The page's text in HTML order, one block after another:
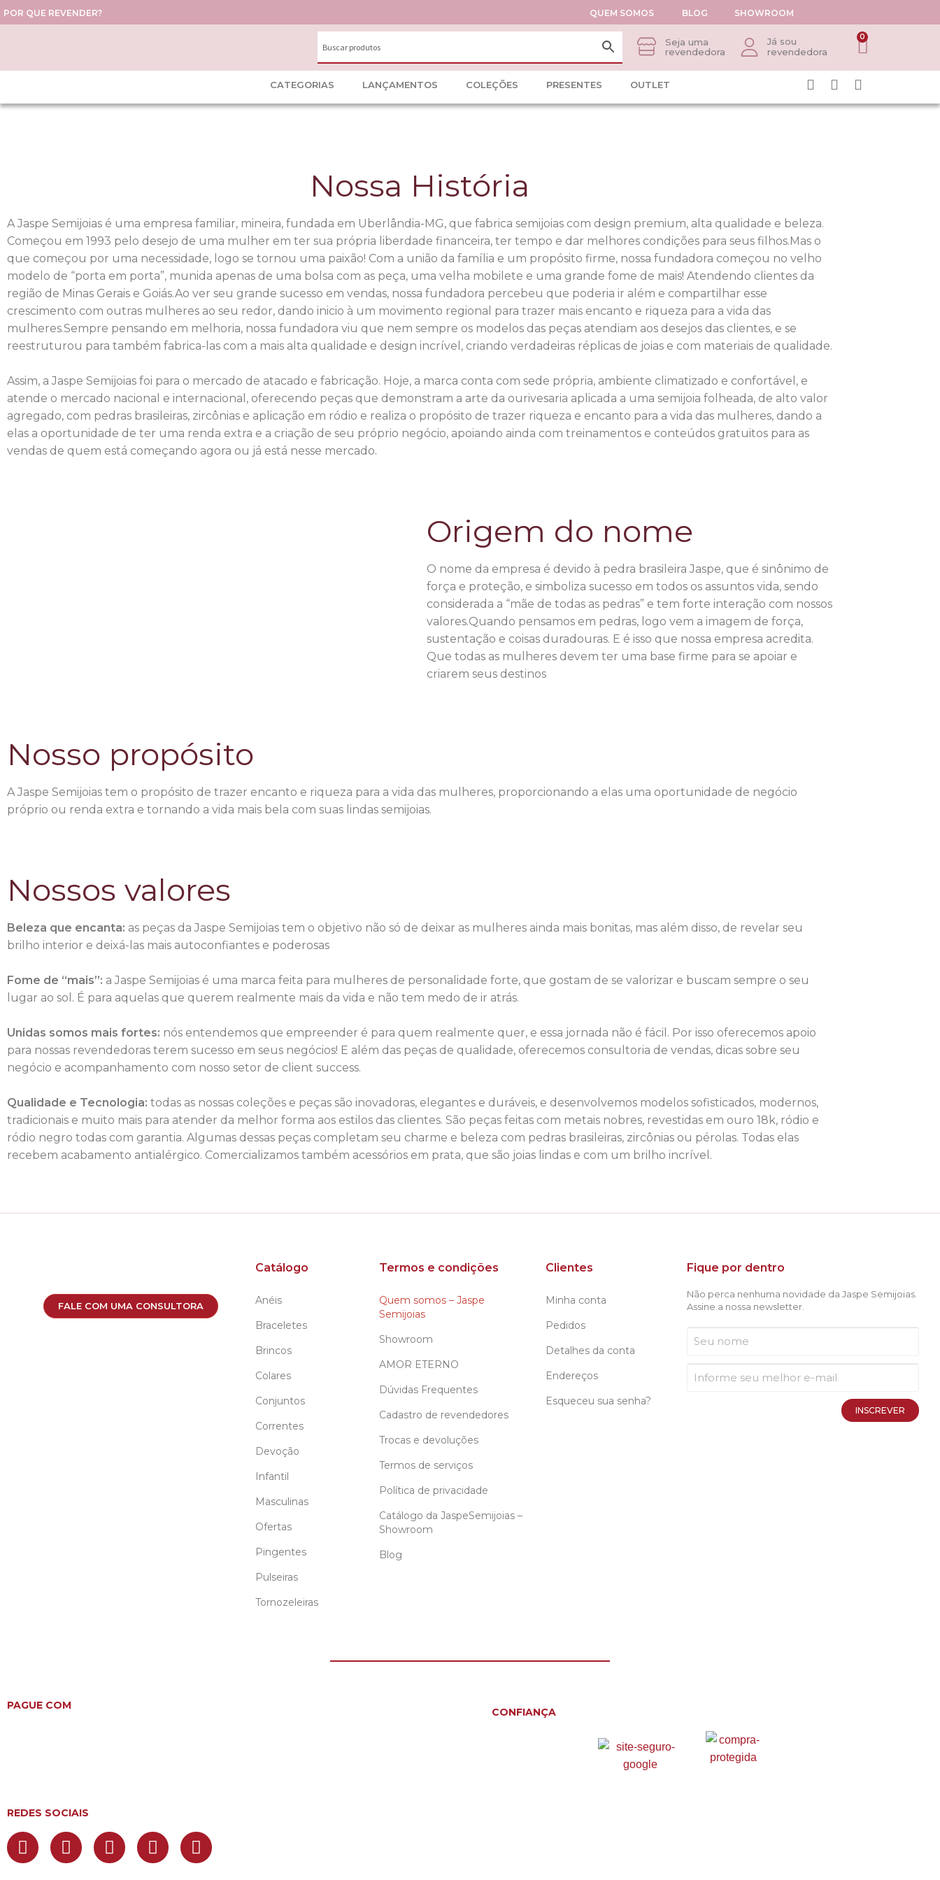
POR QUE REVENDER? QUEM SOMOS BLOG SHOWROOM
Seja uma
revendedora
Já sou
revendedora
0
CATEGORIAS LANÇAMENTOS COLEÇÕES PRESENTES OUTLET
Nossa História
A Jaspe Semijoias é uma empresa familiar, mineira, fundada em Uberlândia-MG, que fabrica semijoias com design premium, alta qualidade e beleza.
Começou em 1993 pelo desejo de uma mulher em ter sua própria liberdade financeira, ter tempo e dar melhores condições para seus filhos.Mas o
que começou por uma necessidade, logo se tornou uma paixão! Com a união da família e um propósito firme, nossa fundadora começou no velho
modelo de “porta em porta”, munida apenas de uma bolsa com as peça, uma velha mobilete e uma grande fome de mais! Atendendo clientes da
região de Minas Gerais e Goiás.Ao ver seu grande sucesso em vendas, nossa fundadora percebeu que poderia ir além e compartilhar esse
crescimento com outras mulheres ao seu redor, dando inicio à um movimento regional para trazer mais encanto e riqueza para a vida das
mulheres.Sempre pensando em melhoria, nossa fundadora viu que nem sempre os modelos das peças atendiam aos desejos das clientes, e se
reestruturou para também fabrica-las com a mais alta qualidade e design incrível, criando verdadeiras réplicas de joias e com materiais de qualidade.
Assim, a Jaspe Semijoias foi para o mercado de atacado e fabricação. Hoje, a marca conta com sede própria, ambiente climatizado e confortável, e
atende o mercado nacional e internacional, oferecendo peças que demonstram a arte da ourivesaria aplicada a uma semijoia folheada, de alto valor
agregado, com pedras brasileiras, zircônias e aplicação em ródio e realiza o propósito de trazer riqueza e encanto para a vida das mulheres, dando a
elas a oportunidade de ter uma renda extra e a criação de seu próprio negócio, apoiando ainda com treinamentos e conteúdos gratuitos para as
vendas de quem está começando agora ou já está nesse mercado.
Origem do nome
O nome da empresa é devido à pedra brasileira Jaspe, que é sinônimo de
força e proteção, e simboliza sucesso em todos os assuntos vida, sendo
considerada a “mãe de todas as pedras” e tem forte interação com nossos
valores.Quando pensamos em pedras, logo vem a imagem de força,
sustentação e coisas duradouras. E é isso que nossa empresa acredita.
Que todas as mulheres devem ter uma base firme para se apoiar e
criarem seus destinos
Nosso propósito
A Jaspe Semijoias tem o propósito de trazer encanto e riqueza para a vida das mulheres, proporcionando a elas uma oportunidade de negócio
próprio ou renda extra e tornando a vida mais bela com suas lindas semijoias.
Nossos valores
Beleza que encanta: as peças da Jaspe Semijoias tem o objetivo não só de deixar as mulheres ainda mais bonitas, mas além disso, de revelar seu
brilho interior e deixá-las mais autoconfiantes e poderosas
Fome de “mais”: a Jaspe Semijoias é uma marca feita para mulheres de personalidade forte, que gostam de se valorizar e buscam sempre o seu
lugar ao sol. É para aquelas que querem realmente mais da vida e não tem medo de ir atrás.
Unidas somos mais fortes: nós entendemos que empreender é para quem realmente quer, e essa jornada não é fácil. Por isso oferecemos apoio
para nossas revendedoras terem sucesso em seus negócios! E além das peças de qualidade, oferecemos consultoria de vendas, dicas sobre seu
negócio e acompanhamento com nosso setor de client success.
Qualidade e Tecnologia: todas as nossas coleções e peças são inovadoras, elegantes e duráveis, e desenvolvemos modelos sofisticados, modernos,
tradicionais e muito mais para atender da melhor forma aos estilos das clientes. São peças feitas com metais nobres, revestidas em ouro 18k, ródio e
ródio negro todas com garantia. Algumas dessas peças completam seu charme e beleza com pedras brasileiras, zircônias ou pérolas. Todas elas
recebem acabamento antialérgico. Comercializamos também acessórios em prata, que são joias lindas e com um brilho incrível.
FALE COM UMA CONSULTORA
Catálogo
Anéis
Braceletes
Brincos
Colares
Conjuntos
Correntes
Devoção
Infantil
Masculinas
Ofertas
Pingentes
Pulseiras
Tornozeleiras
Termos e condições
Quem somos – Jaspe
Semijoias
Showroom
AMOR ETERNO
Dúvidas Frequentes
Cadastro de revendedores
Trocas e devoluções
Termos de serviços
Política de privacidade
Catálogo da JaspeSemijoias –
Showroom
Blog
Clientes
Minha conta
Pedidos
Detalhes da conta
Endereços
Esqueceu sua senha?
Fique por dentro
Não perca nenhuma novidade da Jaspe Semijoias.
Assine a nossa newsletter.
INSCREVER
PAGUE COM
CONFIANÇA
REDES SOCIAIS